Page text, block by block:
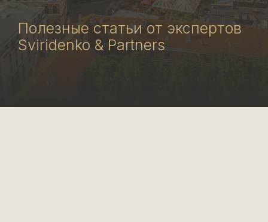
Полезные статьи от экспертов
Sviridenko & Partners